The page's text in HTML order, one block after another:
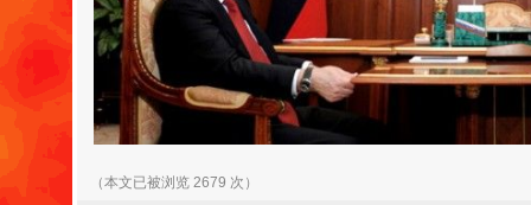
（本文已被浏览 2679 次）